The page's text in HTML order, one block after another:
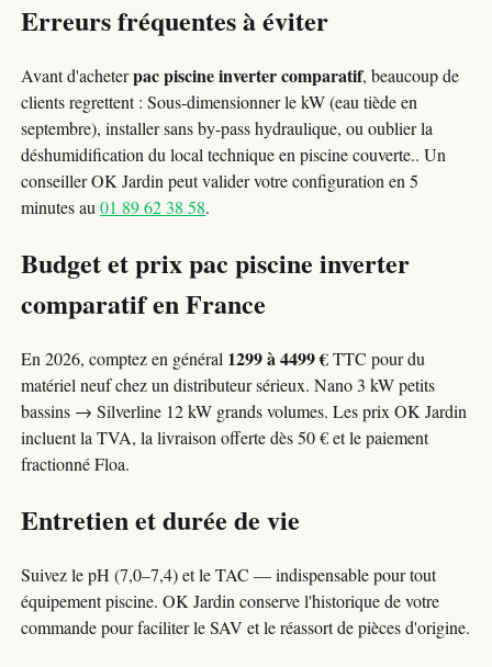
Erreurs fréquentes à éviter
Avant d'acheterpac piscine inverter comparatif, beaucoup de
clients regrettent : Sous-dimensionner le kW (eau tiède en
septembre), installer sans by-pass hydraulique, ou oublier la
déshumidification du local technique en piscine couverte.. Un
conseiller OK Jardin peut valider votre configuration en 5
minutes au01 89 62 38 58.
Budget et prix pac piscine inverter
comparatif en France
En 2026, comptez en général 1299 à 4499 €TTC pour du
matériel neuf chez un distributeur sérieux. Nano 3 kW petits
bassins → Silverline 12 kW grands volumes. Les prix OK Jardin
incluent la TVA, la livraison offerte dès 50 € et le paiement
fractionné Floa.
Entretien et durée de vie
Suivez le pH (7,0–7,4) et le TAC — indispensable pour tout
équipement piscine. OK Jardin conserve l'historique de votre
commande pour faciliter le SAV et le réassort de pièces d'origine.